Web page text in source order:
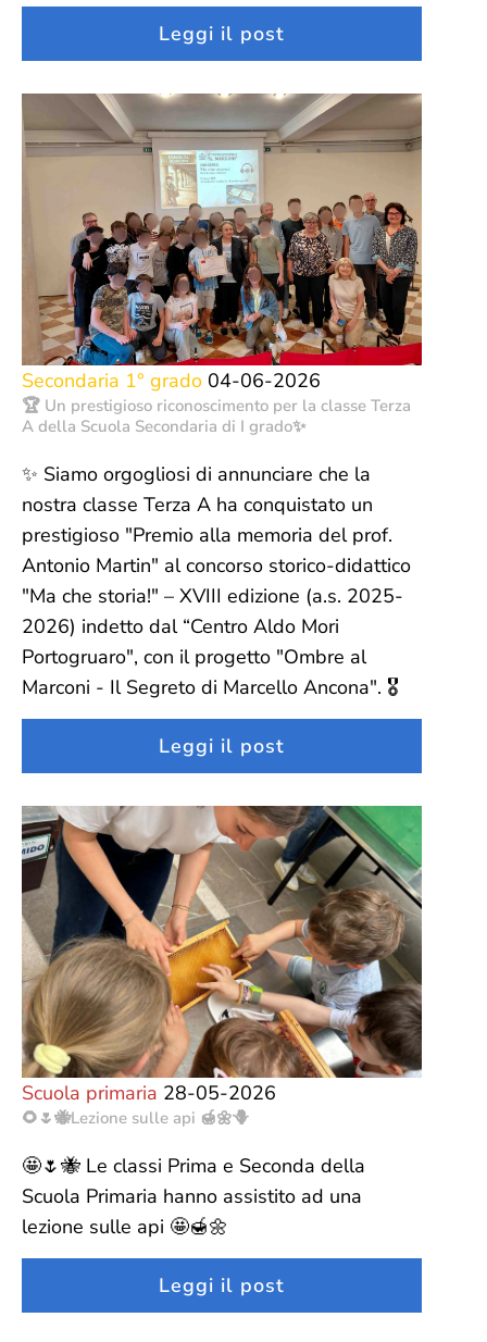
Leggi il post
Secondaria 1° grado 04-06-2026
🏆 Un prestigioso riconoscimento per la classe Terza
A della Scuola Secondaria di I grado✨
✨ Siamo orgogliosi di annunciare che la
nostra classe Terza A ha conquistato un
prestigioso "Premio alla memoria del prof.
Antonio Martin" al concorso storico-didattico
"Ma che storia!" – XVIII edizione (a.s. 2025-
2026) indetto dal “Centro Aldo Mori
Portogruaro", con il progetto "Ombre al
Marconi - Il Segreto di Marcello Ancona". 🎖️
Leggi il post
Scuola primaria 28-05-2026
🌻🌷🐝Lezione sulle api 🍯🌼🪻
🤩🌷🐝 Le classi Prima e Seconda della
Scuola Primaria hanno assistito ad una
lezione sulle api 🤩🍯🌼
Leggi il post